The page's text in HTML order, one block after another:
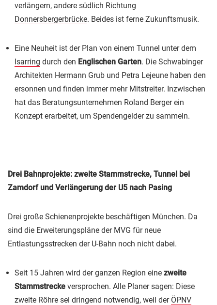
verlängern, andere südlich Richtung
Donnersbergerbrücke. Beides ist ferne Zukunftsmusik.
Eine Neuheit ist der Plan von einem Tunnel unter dem
Isarring durch den Englischen Garten. Die Schwabinger
Architekten Hermann Grub und Petra Lejeune haben den
ersonnen und finden immer mehr Mitstreiter. Inzwischen
hat das Beratungsunternehmen Roland Berger ein
Konzept erarbeitet, um Spendengelder zu sammeln.
Drei Bahnprojekte: zweite Stammstrecke, Tunnel bei
Zamdorf und Verlängerung der U5 nach Pasing
Drei große Schienenprojekte beschäftigen München. Da
sind die Erweiterungspläne der MVG für neue
Entlastungsstrecken der U-Bahn noch nicht dabei.
Seit 15 Jahren wird der ganzen Region eine zweite
Stammstrecke versprochen. Alle Planer sagen: Diese
zweite Röhre sei dringend notwendig, weil der ÖPNV